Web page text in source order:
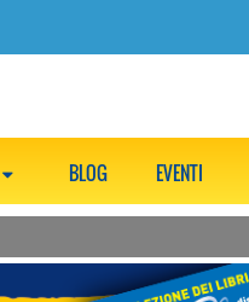
BLOG EVENTI